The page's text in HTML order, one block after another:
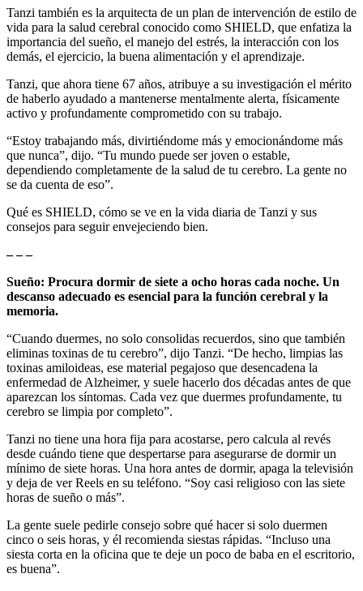
Tanzi también es la arquitecta de un plan de intervención de estilo de
vida para la salud cerebral conocido como SHIELD, que enfatiza la
importancia del sueño, el manejo del estrés, la interacción con los
demás, el ejercicio, la buena alimentación y el aprendizaje.
Tanzi, que ahora tiene 67 años, atribuye a su investigación el mérito
de haberlo ayudado a mantenerse mentalmente alerta, físicamente
activo y profundamente comprometido con su trabajo.
“Estoy trabajando más, divirtiéndome más y emocionándome más
que nunca”, dijo. “Tu mundo puede ser joven o estable,
dependiendo completamente de la salud de tu cerebro. La gente no
se da cuenta de eso”.
Qué es SHIELD, cómo se ve en la vida diaria de Tanzi y sus
consejos para seguir envejeciendo bien.
– – –
Sueño: Procura dormir de siete a ocho horas cada noche. Un
descanso adecuado es esencial para la función cerebral y la
memoria.
“Cuando duermes, no solo consolidas recuerdos, sino que también
eliminas toxinas de tu cerebro”, dijo Tanzi. “De hecho, limpias las
toxinas amiloideas, ese material pegajoso que desencadena la
enfermedad de Alzheimer, y suele hacerlo dos décadas antes de que
aparezcan los síntomas. Cada vez que duermes profundamente, tu
cerebro se limpia por completo”.
Tanzi no tiene una hora fija para acostarse, pero calcula al revés
desde cuándo tiene que despertarse para asegurarse de dormir un
mínimo de siete horas. Una hora antes de dormir, apaga la televisión
y deja de ver Reels en su teléfono. “Soy casi religioso con las siete
horas de sueño o más”.
La gente suele pedirle consejo sobre qué hacer si solo duermen
cinco o seis horas, y él recomienda siestas rápidas. “Incluso una
siesta corta en la oficina que te deje un poco de baba en el escritorio,
es buena”.